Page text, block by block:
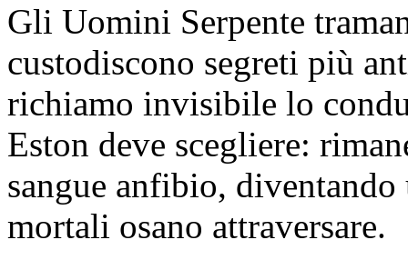
Gli Uomini Serpente
custodiscono segreti più
richiamo invisibile lo
Eston deve scegliere:
sangue anfibio,
mortali osano attraversare.